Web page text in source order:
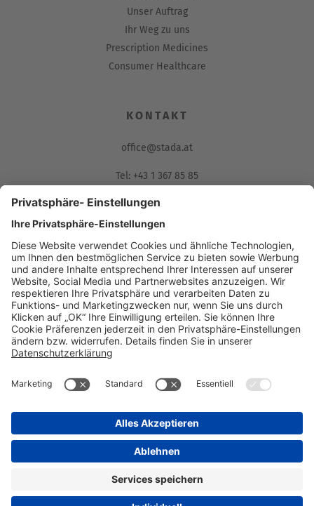
Unser Auftrag
Ihr Weg zu uns
Prescription Medicines
Consumer Healthcare
KONTAKT
office@stada.at
Tel: +43 1 367 85 85
Fax: 01/367 85 85-85
Muthgasse 36, 1190 Wien
Compliance Reporting Portal
AGB (DE)
Informationspflichten
Impressum
Nebenwirkungsmeldungen
Transparenzrichtlinie
Cookie-Einstellungen